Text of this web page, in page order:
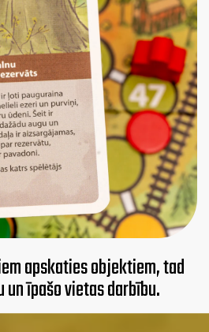
apskaties objektiem, tad
īpašo vietas darbību.